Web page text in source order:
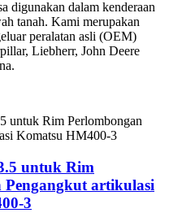
digunakan dalam kenderaan
tanah. Kami merupakan
peralatan asli (OEM)
Liebherr, John Deere
untuk Rim
Pengangkut artikulasi
3